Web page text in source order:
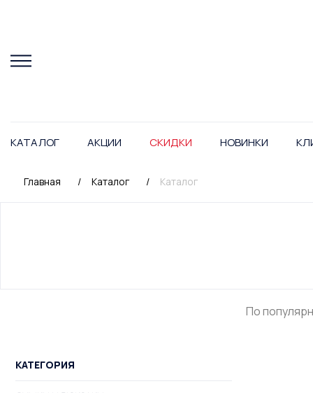
КАТАЛОГ АКЦИИ СКИДКИ НОВИНКИ
Главная / Каталог / Каталог
КАТЕГОРИЯ
По